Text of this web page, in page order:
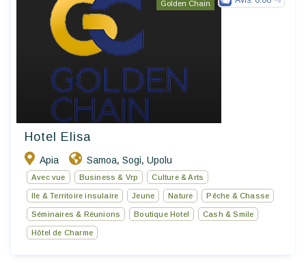
Golden Chain
Hotel Elisa
Apia Samoa, Sogi, Upolu
Avec vue Business & Vrp Culture & Arts
Ile & Territoire insulaire Jeune Nature Pêche & Chasse
Séminaires & Réunions Boutique Hotel Cash & Smile
Hôtel de Charme